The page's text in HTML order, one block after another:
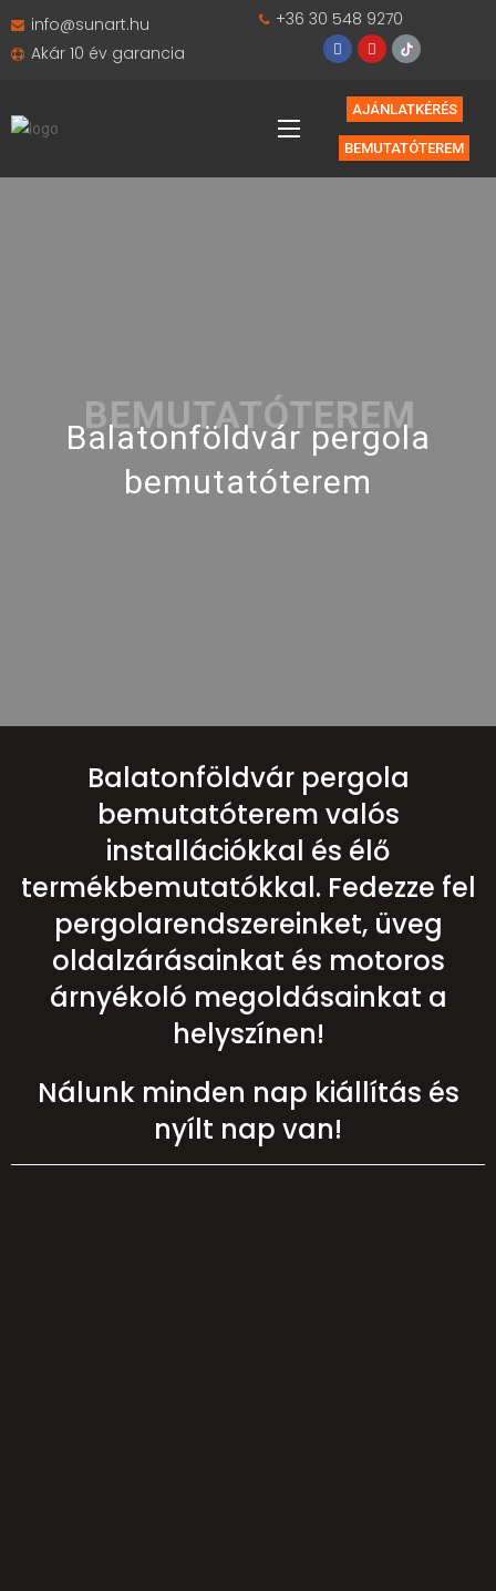
info@sunart.hu
Akár 10 év garancia
+36 30 548 9270
AJÁNLATKÉRÉS
BEMUTATÓTEREM
BEMUTATÓTEREM
Balatonföldvár pergola
bemutatóterem
Balatonföldvár pergola
bemutatóterem valós
installációkkal és élő
termékbemutatókkal. Fedezze fel
pergolarendszereinket, üveg
oldalzárásainkat és motoros
árnyékoló megoldásainkat a
helyszínen!
Nálunk minden nap kiállítás és
nyílt nap van!